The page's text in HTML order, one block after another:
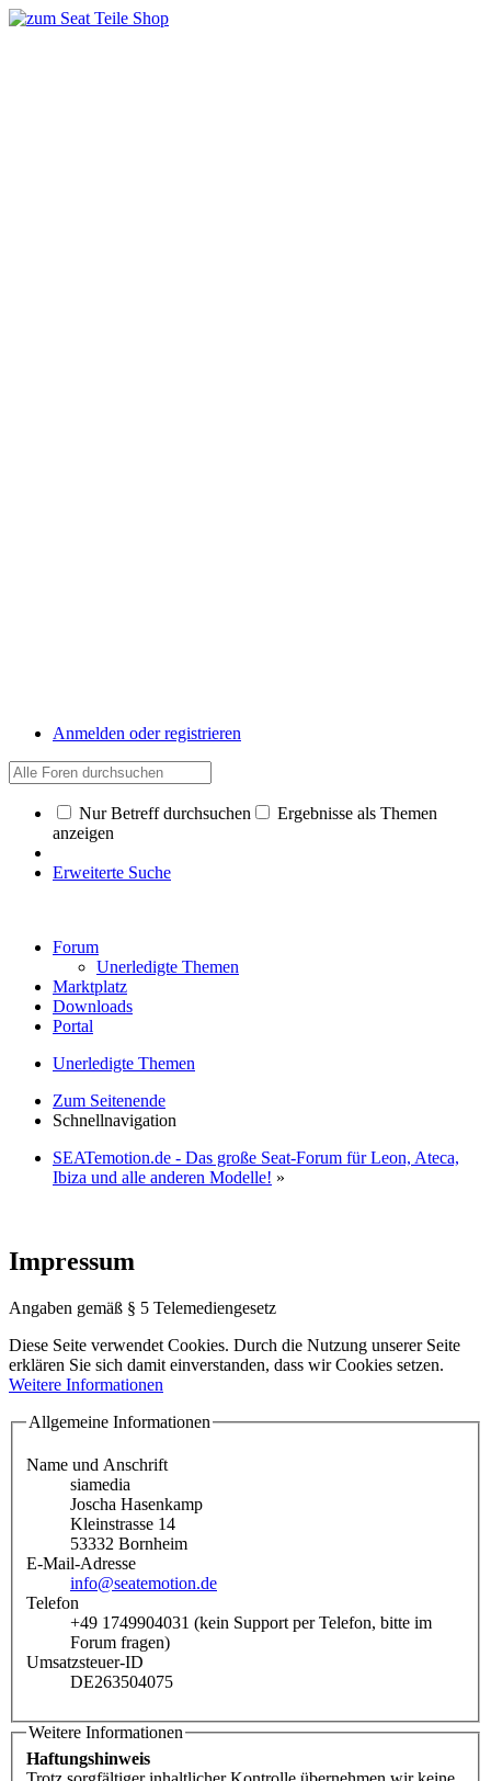
Anmelden oder registrieren
Nur Betreff durchsuchen
Ergebnisse als Themen
anzeigen
Erweiterte Suche
Forum
Unerledigte Themen
Marktplatz
Downloads
Portal
Unerledigte Themen
Zum Seitenende
Schnellnavigation
SEATemotion.de - Das große Seat-Forum für Leon, Ateca,
Ibiza und alle anderen Modelle! »
Impressum
Angaben gemäß § 5 Telemediengesetz
Diese Seite verwendet Cookies. Durch die Nutzung unserer Seite
erklären Sie sich damit einverstanden, dass wir Cookies setzen.
Weitere Informationen
Allgemeine Informationen
Name und Anschrift
siamedia
Joscha Hasenkamp
Kleinstrasse 14
53332 Bornheim
E-Mail-Adresse
info@seatemotion.de
Telefon
+49 1749904031 (kein Support per Telefon, bitte im
Forum fragen)
Umsatzsteuer-ID
DE263504075
Weitere Informationen
Haftungshinweis